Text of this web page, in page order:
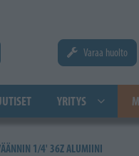
Varaa huolto
YRITYS
1/4' 36Z ALUMIINI